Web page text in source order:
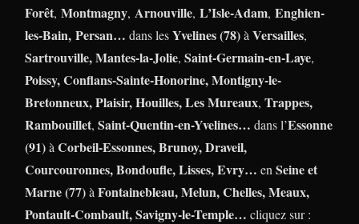
Forêt, Montmagny, Arnouville, L’Isle-Adam, Enghien-
les-Bain, Persan… dans lesYvelines (78)à Versailles,
Sartrouville, Mantes-la-Jolie, Saint-Germain-en-Laye,
Poissy, Conflans-Sainte-Honorine, Montigny-le-
Bretonneux, Plaisir, Houilles,Les Mureaux, Trappes,
Rambouillet, Saint-Quentin-en-Yvelines… dans l’Essonne
(91)à Corbeil-Essonnes, Brunoy, Draveil,
Courcouronnes, Bondoufle, Lisses, Evry… en Seine et
Marne (77)à Fontainebleau, Melun, Chelles, Meaux,
Pontault-Combault, Savigny-le-Temple… cliquez sur :